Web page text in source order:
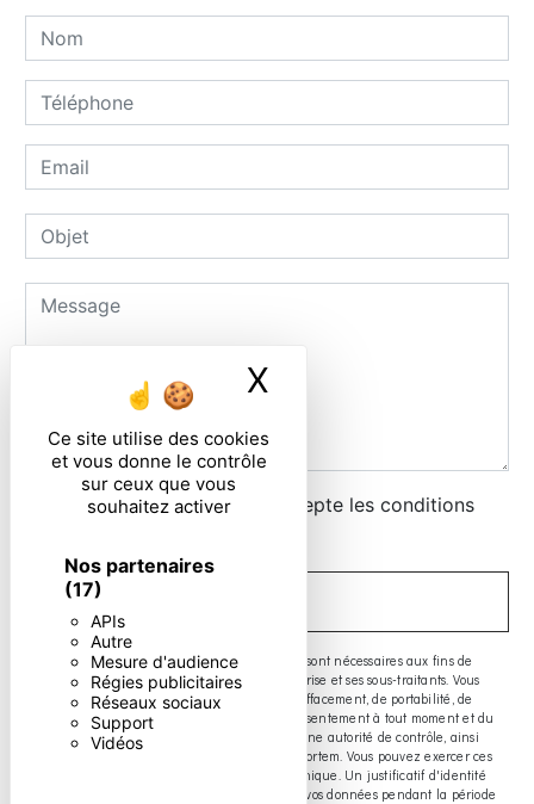
Ce site utilise des cookies
et vous donne le contrôle
sur ceux que vous
souhaitez activer
Nos partenaires
(17)
APIs
Autre
Mesure d'audience
Régies publicitaires
Réseaux sociaux
Support
Vidéos
X
En cochant cette case, j'accepte les conditions
** Les données personnelles communiquées sont nécessaires aux fins de
vous contacter. Elles sont destinées à l'entreprise et ses sous-traitants. Vous
disposez de droits d’accès, de rectification, d’effacement, de portabilité, de
limitation, d’opposition, de retrait de votre consentement à tout moment et du
droit d’introduire une réclamation auprès d’une autorité de contrôle, ainsi
que d’organiser le sort de vos données post-mortem. Vous pouvez exercer ces
droits par voie postale ou par courrier électronique. Un justificatif d'identité
pourra vous être demandé. Nous conservons vos données pendant la période